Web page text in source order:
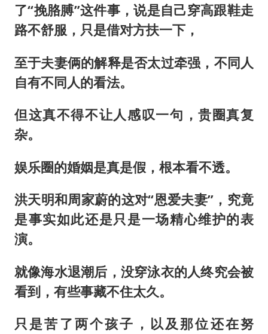
了“挽胳膊”这件事，说是自己穿高跟鞋走
路不舒服，只是借对方扶一下，
至于夫妻俩的解释是否太过牵强，不同人
自有不同人的看法。
但这真不得不让人感叹一句，贵圈真复
杂。
娱乐圈的婚姻是真是假，根本看不透。
洪天明和周家蔚的这对“恩爱夫妻”，究竟
是事实如此还是只是一场精心维护的表
演。
就像海水退潮后，没穿泳衣的人终究会被
看到，有些事藏不住太久。
只是苦了两个孩子，以及那位还在努